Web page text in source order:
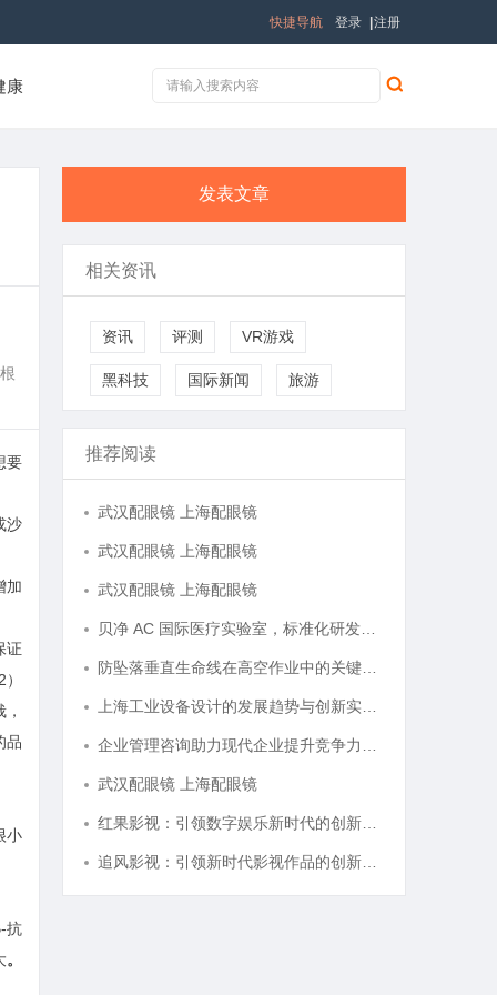
登录 注册
快捷导航
康
要
沙
加
证
品
小
抗
。
发表文章
相关资讯
资讯 评测 VR游戏
黑科技 国际新闻 旅游
推荐阅读
武汉配眼镜 上海配眼镜
武汉配眼镜 上海配眼镜
武汉配眼镜 上海配眼镜
武汉配眼镜 上海配眼镜